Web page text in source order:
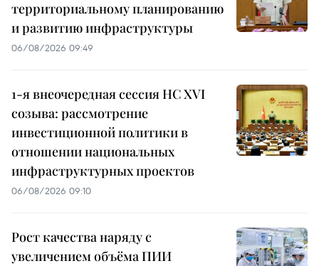
территориальному планированию
и развитию инфраструктуры
06/08/2026 09:49
1-я внеочередная сессия НС XVI
созыва: рассмотрение
инвестиционной политики в
отношении национальных
инфраструктурных проектов
06/08/2026 09:10
Рост качества наряду с
увеличением объёма ПИИ